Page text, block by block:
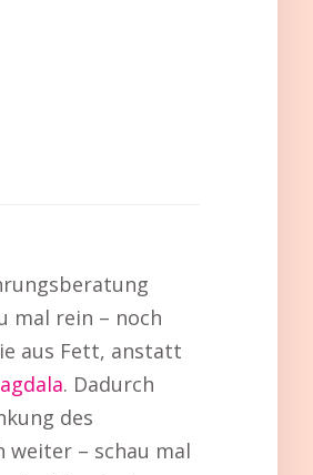
mal rein – noch
aus Fett, anstatt
. Dadurch
des
– schau mal